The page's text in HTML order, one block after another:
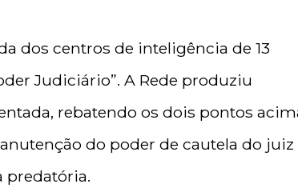
dos centros de inteligência de 13
Judiciário”. A Rede produziu
rebatendo os dois pontos
do poder de cautela do juiz
predatória.